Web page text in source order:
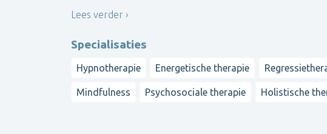
Lees verder
Specialisaties
Hypnotherapie Energetische therapie
Mindfulness Psychosociale therapie Holistische